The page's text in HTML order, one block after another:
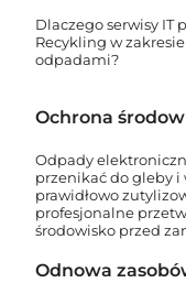
Dlaczego serwisy IT
Recykling w
odpadami?
Ochrona
Odpady
przenikać do gleby i
prawidłowo
profesjonalne
środowisko przed
Odnowa